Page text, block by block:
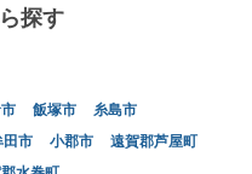
探す
飯塚市
糸島市
田市 小郡市
遠賀郡芦屋町